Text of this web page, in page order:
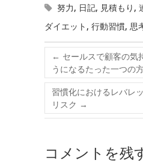
軽にお寄せください。
努力, 日記, 見積もり ,
ダイエット , 行動習慣, 思
← セールスで顧客の気
うになるたった一つの
習慣化におけるレバレ
リスク →
コメントを残